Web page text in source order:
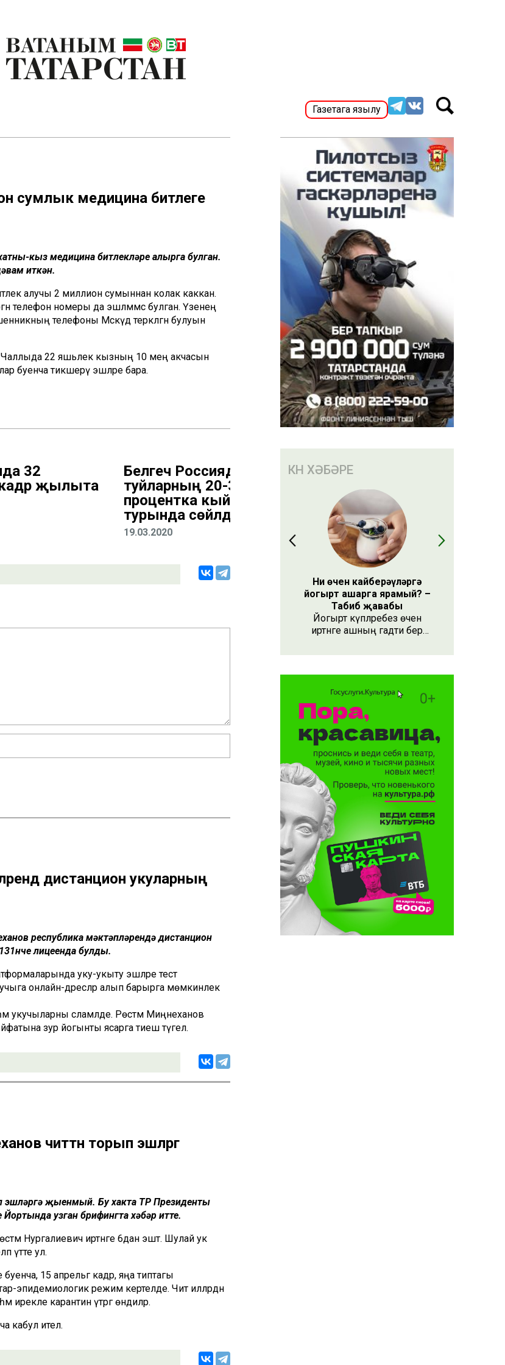
Газетага язылу
сумлык медицина битлеге
кыз медицина битлекләре алырга булган.
иткән.
алучы 2 миллион сумыннан колак каккан.
телефон номеры да эшләмәмс булган. Үзенең
телефоны Мәскәүдә теркәлгән булуын
Чаллыда 22 яшьлек кызның 10 мең акчасын
буенча тикшерү эшләре бара.
32
җылыта
Белгеч Россиядә
туйларның 20-30
процентка кыйммәтләнүе
турында сөйләде
19.03.2020
дистанцион укуларның
республика мәктәпләрендә дистанцион
лицеенда булды.
уку-укыту эшләре тест
онлайн-дәресләр алып барырга мөмкинлек
укучыларны сәламләде. Рөстәм Миңнеханов
зур йогынты ясарга тиеш түгел.
читтән торып эшләргә
эшләргә җыенмый. Бу хакта ТР Президенты
узган брифингта хәбәр итте.
Нургалиевич иртәнге 6дан эштә. Шулай ук
үтте ул.
15 апрельгә кадәр, яңа типтагы
эпидемиологик режим кертелде. Чит илләрдән
ирекле карантин үтәргә өндиләр.
кабул ителә.
КӨН ХӘБӘРЕ
Ни өчен кайберәүләргә
йогырт ашарга ярамый? –
Табиб җавабы
Йогырт күпләребез өчен
иртәнге ашның гадәти бер